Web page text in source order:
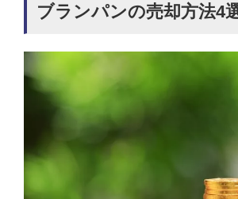
ブランパンの売却方法4